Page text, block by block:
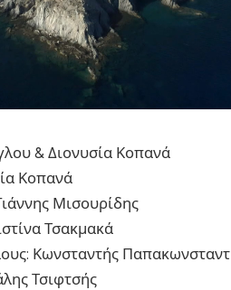
& Διονυσία Κοπανά
Κοπανά
Μισουρίδης
Τσακμακά
Κωνσταντής
Τσιφτσής